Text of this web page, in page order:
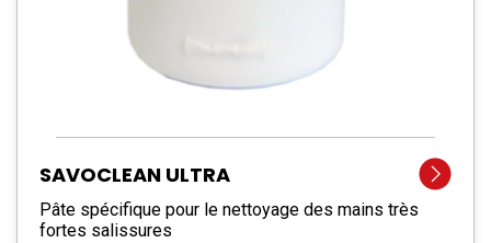
SAVOCLEAN ULTRA
Pâte spécifique pour le nettoyage des mains très
fortes salissures